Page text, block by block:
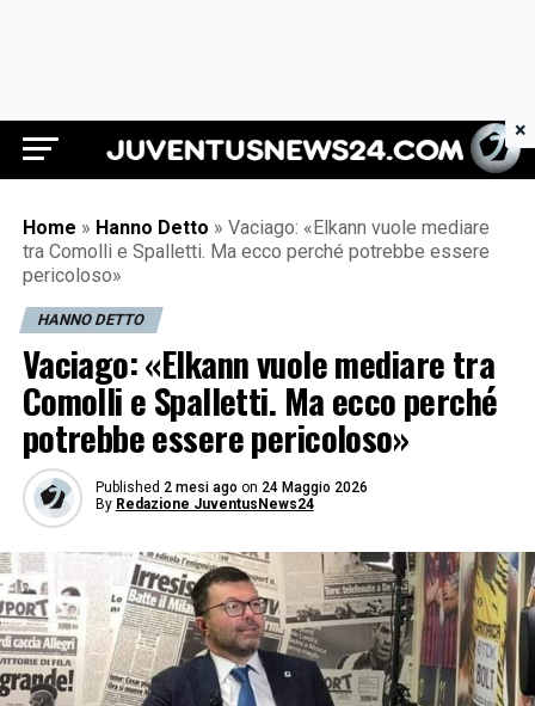
Juventus News 24
Home » Hanno Detto » Vaciago: «Elkann vuole mediare
tra Comolli e Spalletti. Ma ecco perché potrebbe essere
pericoloso»
HANNO DETTO
Vaciago: «Elkann vuole mediare tra
Comolli e Spalletti. Ma ecco perché
potrebbe essere pericoloso»
Published 2 mesi ago on 24 Maggio 2026
By Redazione JuventusNews24
×